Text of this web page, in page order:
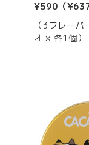
¥590（¥637
（3フレー
オ × 各1個）